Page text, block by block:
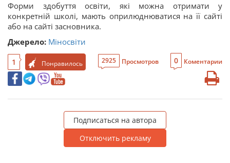
Форми здобуття освіти, які можна отримати у
конкретній школі, мають оприлюднюватися на її сайті
або на сайті засновника.
Джерело: Міносвіти
1 Понравилось 2925 Просмотров 0 Коментарии
Подписаться на автора
Отключить рекламу